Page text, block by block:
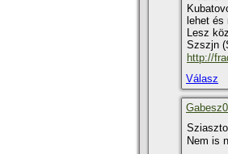
lehet
Lesz
Szszjn
http://
Válasz
Nem is